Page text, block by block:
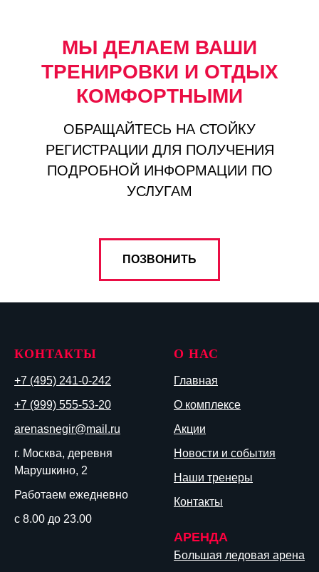
МЫ ДЕЛАЕМ ВАШИ
ТРЕНИРОВКИ И ОТДЫХ
КОМФОРТНЫМИ
ОБРАЩАЙТЕСЬ НА СТОЙКУ
РЕГИСТРАЦИИ ДЛЯ ПОЛУЧЕНИЯ
ПОДРОБНОЙ ИНФОРМАЦИИ ПО
УСЛУГАМ
ПОЗВОНИТЬ
КОНТАКТЫ
+7 (495) 241-0-242
+7 (999) 555-53-20
arenasnegir@mail.ru
г. Москва, деревня
Марушкино, 2
Работаем ежедневно
с 8.00 до 23.00
О НАС
Главная
О комплексе
Акции
Новости и события
Наши тренеры
Контакты
АРЕНДА
Большая ледовая арена